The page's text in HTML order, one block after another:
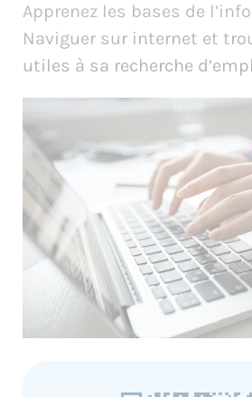
Apprenez les bases de
Naviguer sur internet et
utiles à sa recherche